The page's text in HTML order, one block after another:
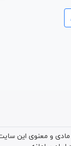
و معنوی این سایت